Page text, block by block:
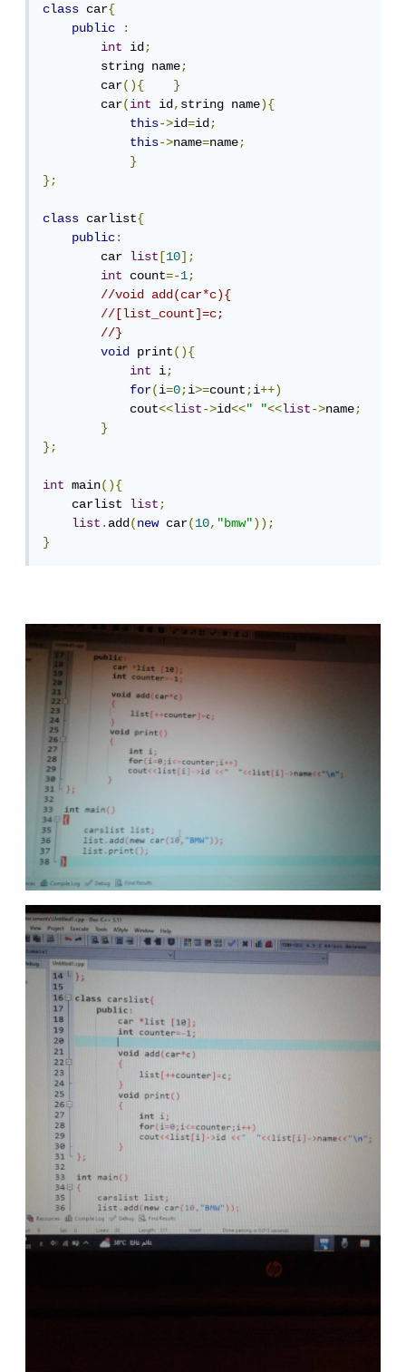
class car{
public
:
int
id;
        string name
;
        car
(){
}
        car
(int id,string name){
this->id=id;
this->name=name;
}
};
class carlist{
public:
        car
list [10];
int
count=-1;
//void add(car*c){
//[list_count]=c;
//}
void print(){
int
i;
for(i=0;i>=count;i++)
            cout
<<list->id<<" "<<list->name;
}
};
int main(){
    carlist
list;
list.add(new car(10,"bmw"));
}